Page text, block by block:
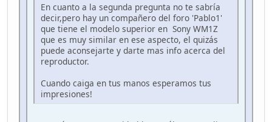
En cuanto a la segunda pregunta no te sabría
decir,pero hay un compañero del foro 'Pablo1'
que tiene el modelo superior en Sony WM1Z
que es muy similar en ese aspecto, el quizás
puede aconsejarte y darte mas info acerca del
reproductor.
Cuando caiga en tus manos esperamos tus
impresiones!